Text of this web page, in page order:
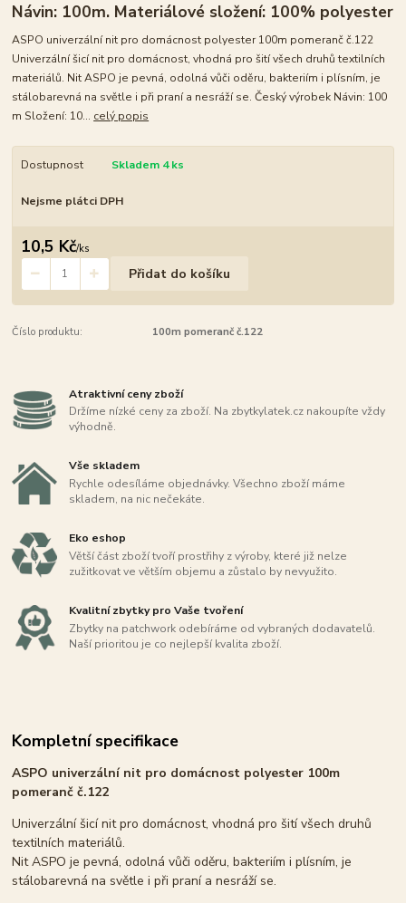
Návin: 100m. Materiálové složení: 100% polyester
ASPO univerzální nit pro domácnost polyester 100m pomeranč č.122
Univerzální šicí nit pro domácnost, vhodná pro šití všech druhů textilních
materiálů. Nit ASPO je pevná, odolná vůči oděru, bakteriím i plísním, je
stálobarevná na světle i při praní a nesráží se. Český výrobek Návin: 100
m Složení: 10... celý popis
Dostupnost Skladem 4 ks
Nejsme plátci DPH
10,5 Kč/ks
Přidat do košíku
Číslo produktu: 100m pomeranč č.122
Atraktivní ceny zboží
Držíme nízké ceny za zboží. Na zbytkylatek.cz nakoupíte vždy
výhodně.
Vše skladem
Rychle odesíláme objednávky. Všechno zboží máme
skladem, na nic nečekáte.
Eko eshop
Větší část zboží tvoří prostřihy z výroby, které již nelze
zužitkovat ve větším objemu a zůstalo by nevyužito.
Kvalitní zbytky pro Vaše tvoření
Zbytky na patchwork odebíráme od vybraných dodavatelů.
Naší prioritou je co nejlepší kvalita zboží.
Kompletní specifikace
ASPO univerzální nit pro domácnost polyester 100m
pomeranč č.122
Univerzální šicí nit pro domácnost, vhodná pro šití všech druhů
textilních materiálů.
Nit ASPO je pevná, odolná vůči oděru, bakteriím i plísním, je
stálobarevná na světle i při praní a nesráží se.